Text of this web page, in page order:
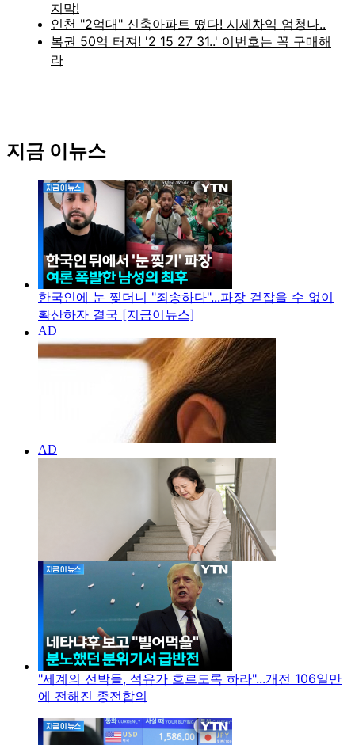
지금 이뉴스
한국인에 눈 찢더니 "죄송하다"...파장 걷잡을 수 없이
확산하자 결국 [지금이뉴스]
"세계의 선박들, 석유가 흐르도록 하라"...개전 106일만
에 전해진 종전합의